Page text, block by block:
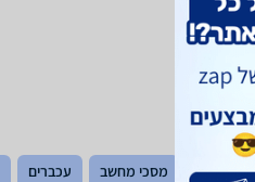
מקלדות מסכי מחשב עכברים